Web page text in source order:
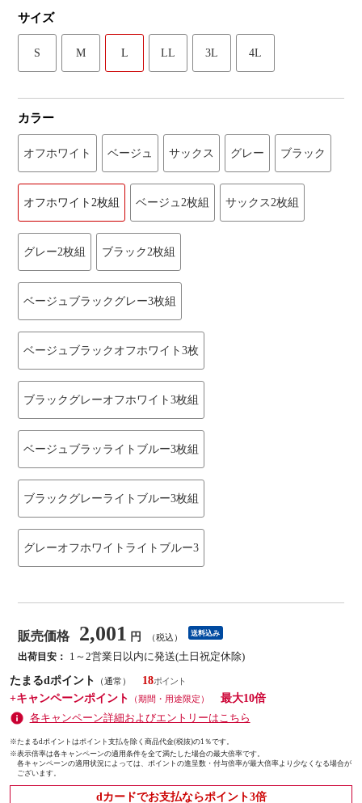
サイズ
S M L LL 3L 4L
カラー
オフホワイト ベージュ サックス グレー ブラック
オフホワイト2枚組 ベージュ2枚組 サックス2枚組
グレー2枚組 ブラック2枚組
ベージュブラックグレー3枚組
ベージュブラックオフホワイト3枚
ブラックグレーオフホワイト3枚組
ベージュブラッライトブルー3枚組
ブラックグレーライトブルー3枚組
グレーオフホワイトライトブルー3
販売価格 2,001 円 （税込） 送料込み
出荷目安：
1～2営業日以内に発送(土日祝定休除)
たまるdポイント
（通常）
18
+キャンペーンポイント
（期間・用途限定）
最大10倍
各キャンペーン詳細およびエントリーはこちら
※たまるdポイントはポイント支払を除く商品代金(税抜)の1％です。
※表示倍率は各キャンペーンの適用条件を全て満たした場合の最大倍率です。
各キャンペーンの適用状況によっては、ポイントの進呈数・付与倍率が最大倍率より少なくなる場合が
ございます。
dカードでお支払ならポイント3倍